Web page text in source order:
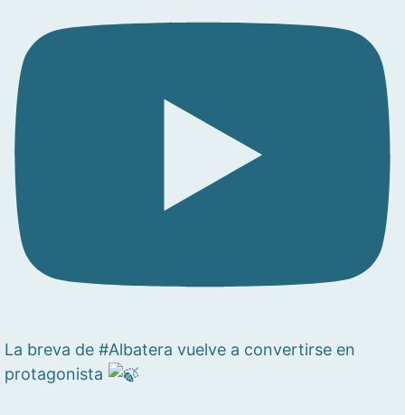
La breva de #Albatera vuelve a convertirse en
protagonista